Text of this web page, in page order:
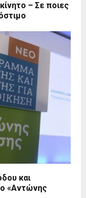
– Σε ποιες
και
«Αντώνης